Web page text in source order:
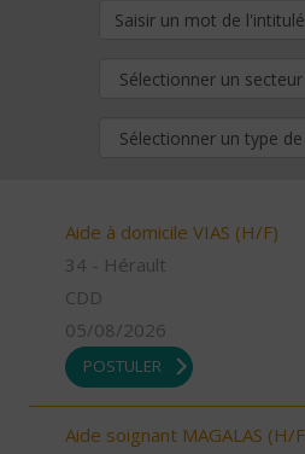
Aide à domicile VIAS (H/F)
34 - Hérault
CDD
05/08/2026
POSTULER
Aide soignant MAGALAS (H/